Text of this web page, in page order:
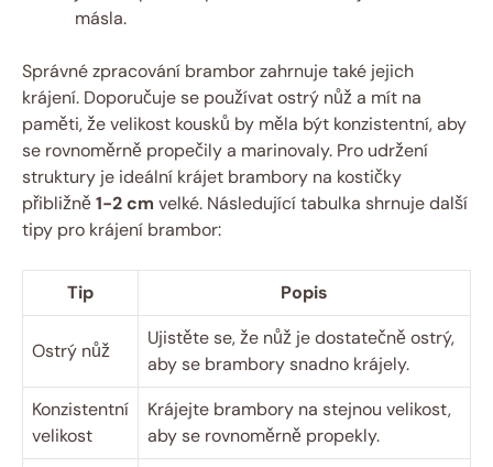
másla.
Správné zpracování brambor zahrnuje také jejich
krájení. Doporučuje se používat ostrý nůž a mít na
paměti, že velikost kousků by měla být konzistentní, aby
se rovnoměrně propečily a marinovaly. Pro udržení
struktury je ideální krájet brambory na kostičky
přibližně1-2 cm velké. Následující tabulka shrnuje další
tipy pro krájení brambor:
Tip Popis
Ostrý nůž
Ujistěte se, že nůž je dostatečně ostrý,
aby se brambory snadno krájely.
Konzistentní
velikost
Krájejte brambory na stejnou velikost,
aby se rovnoměrně propekly.